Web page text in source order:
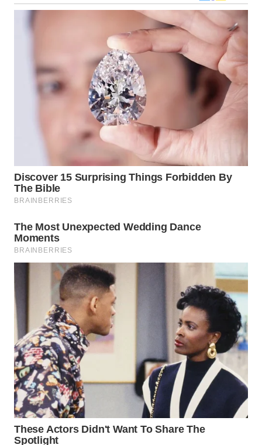
WN
KALSEL
WN
WN
GORONTALO
WN
SULUT
MALUKU
MALUT
WN
DAIRI
WN
DANAU
TOBA